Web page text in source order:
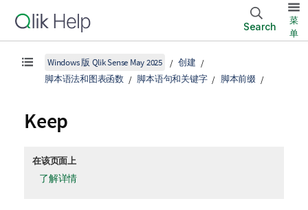
Search
菜
单
Windows 版 Qlik Sense May 2025
创建
脚本语法和图表函数
脚本语句和关键字 脚本前缀
Keep
在该页面上
了解详情